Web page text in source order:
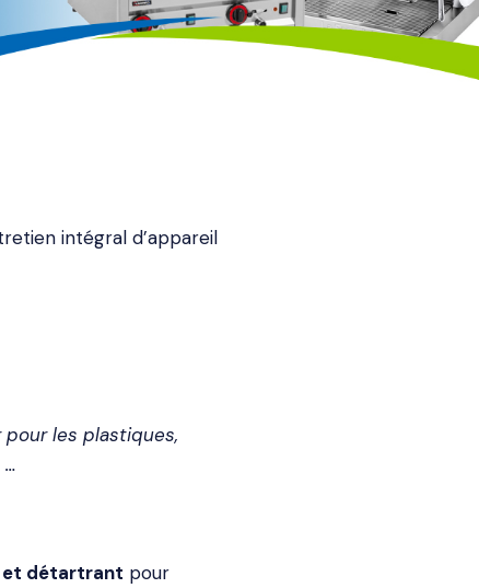
intégral d’appareil
les plastiques,
…
et détartrant pour